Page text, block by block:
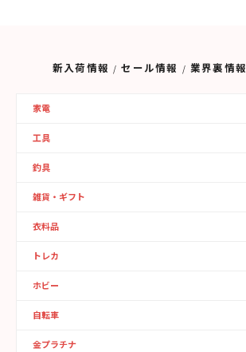
新入荷情報 セール情報 業界裏情報
家電
工具
釣具
雑貨・ギフト
衣料品
トレカ
ホビー
自転車
金プラチナ